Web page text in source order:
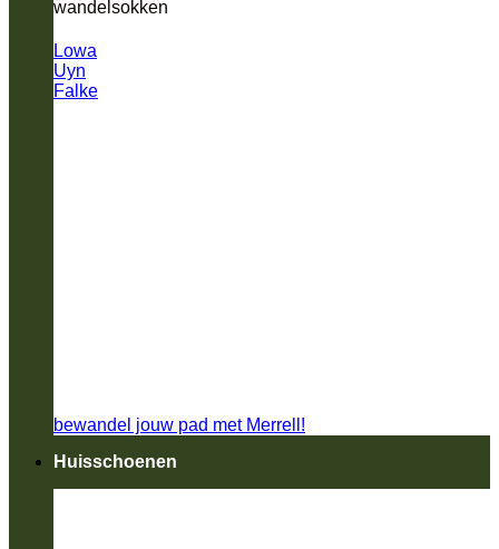
wandelsokken
Lowa
Uyn
Falke
bewandel jouw pad met Merrell!
Huisschoenen